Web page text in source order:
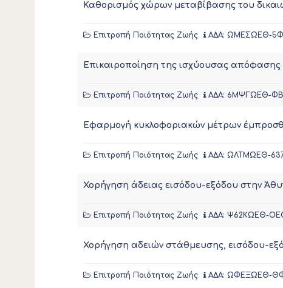
Καθορισμός χώρων μεταβίβασης του
Επιτροπή Ποιότητας Ζωής ΑΔΑ: ΩΜΕΣΩΕΘ-
Επικαιροποίηση της ισχύουσας
Επιτροπή Ποιότητας Ζωής ΑΔΑ: 6ΜΨΓΩΕΘ-
Εφαρμογή κυκλοφοριακών μέτρων
Επιτροπή Ποιότητας Ζωής ΑΔΑ: ΩΛΤΜΩΕΘ-
Χορήγηση άδειας εισόδου-εξόδου στην
Επιτροπή Ποιότητας Ζωής ΑΔΑ: Ψ62ΚΩΕΘ-
Χορήγηση αδειών στάθμευσης, εισόδου-
Επιτροπή Ποιότητας Ζωής ΑΔΑ: ΩΦΕΞΩΕΘ-